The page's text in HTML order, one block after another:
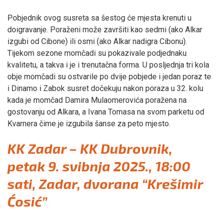
Pobjednik ovog susreta sa šestog će mjesta krenuti u
doigravanje. Poraženi može završiti kao sedmi (ako Alkar
izgubi od Cibone) ili osmi (ako Alkar nadigra Cibonu).
Tijekom sezone momčadi su pokazivale podjednaku
kvalitetu, a takva i je i trenutačna forma. U posljednja tri kola
obje momčadi su ostvarile po dvije pobjede i jedan poraz te
i Dinamo i Zabok susret dočekuju nakon poraza u 32. kolu
kada je momčad Damira Mulaomerovića poražena na
gostovanju od Alkara, a Ivana Tomasa na svom parketu od
Kvarnera čime je izgubila šanse za peto mjesto.
KK Zadar – KK Dubrovnik,
petak 9. svibnja 2025., 18:00
sati, Zadar, dvorana “Krešimir
Ćosić”